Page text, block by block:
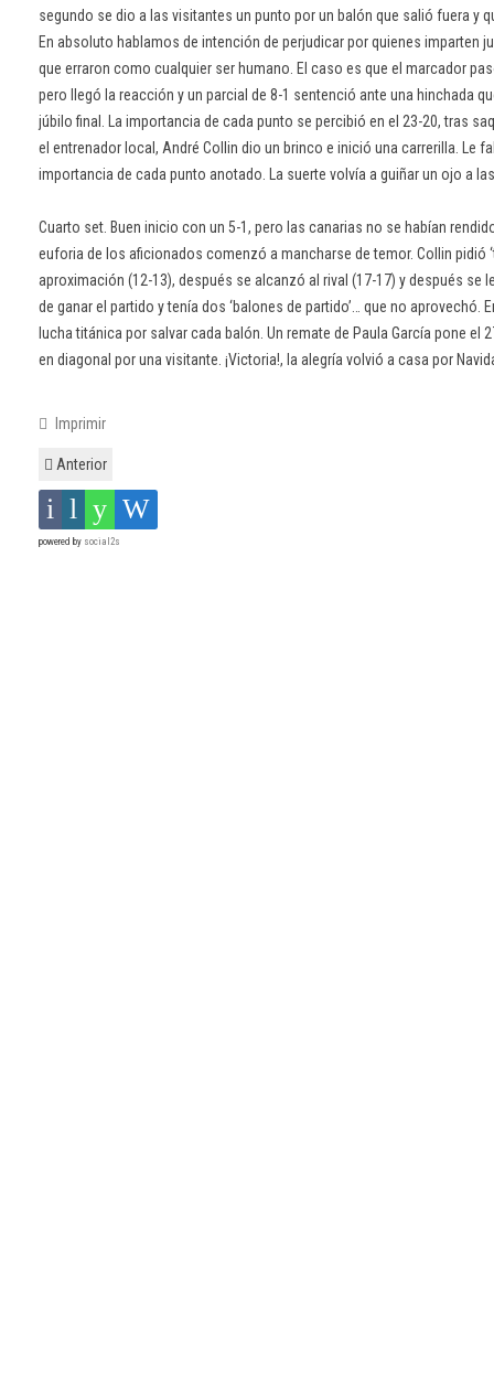
segundo se dio a las visitantes un punto por un balón que salió fuera y
En absoluto hablamos de intención de perjudicar por quienes imparten
que erraron como cualquier ser humano. El caso es que el marcador
pero llegó la reacción y un parcial de 8-1 sentenció ante una hinchada
júbilo final. La importancia de cada punto se percibió en el 23-20, tras
el entrenador local, André Collin dio un brinco e inició una carrerilla. Le
importancia de cada punto anotado. La suerte volvía a guiñar un ojo a
Cuarto set. Buen inicio con un 5-1, pero las canarias no se habían
euforia de los aficionados comenzó a mancharse de temor. Collin pidió
aproximación (12-13), después se alcanzó al rival (17-17) y después
de ganar el partido y tenía dos ‘balones de partido’… que no aprovechó.
lucha titánica por salvar cada balón. Un remate de Paula García pone
en diagonal por una visitante. ¡Victoria!, la alegría volvió a casa por
Imprimir
Anterior
powered by social2s